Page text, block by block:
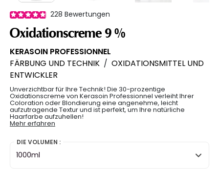
228 Bewertungen
Oxidationscreme 9 %
KERASOIN PROFESSIONNEL
FÄRBUNG UND TECHNIK / OXIDATIONSMITTEL UND
ENTWICKLER
Unverzichtbar für Ihre Technik! Die 30-prozentige
Oxidationscreme von Kerasoin Professionnel verleiht Ihrer
Coloration oder Blondierung eine angenehme, leicht
aufzutragende Textur und ist perfekt, um Ihre natürliche
Haarfarbe aufzuhellen!
Mehr erfahren
DIE VOLUMEN :
1000ml